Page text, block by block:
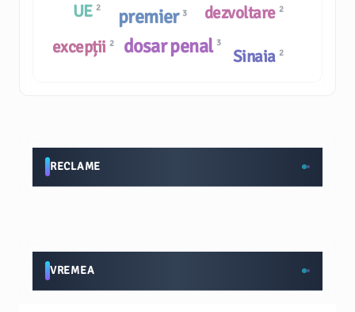
excepții 2
Sinaia 2
dezvoltare 2
dosar penal 3
premier 3
UE 2
RECLAME
VREMEA